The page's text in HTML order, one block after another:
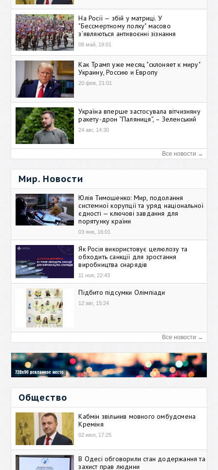
На Росії — збій у матриці. У
"Бессмертному полку" масово
зʼявляються антивоєнні зізнання
08 май, 19:01
Как Трамп уже месяц "склоняет к миру"
Украину, Россию и Европу
20 фев, 21:01
Україна вперше застосувала вітчизняну
ракету-дрон “Паляниця”, – Зеленський
24 авг, 14:30
Все новости →
Мир. Новости
Юлія Тимошенко: Мир, подолання
системної корупції та уряд національної
єдності — ключові завдання для
порятунку країни
03 янв, 16:01
Як Росія використовує целюлозу та
обходить санкції для зростання
виробництва снарядів
11 ноя, 22:43
Підбито підсумки Олімпіади
12 авг, 15:24
Все новости →
Общество
Кабмін звільнив мовного омбудсмена
Креміня
02 июл, 17:25
В Одесі обговорили стан додержання та
захист прав людини